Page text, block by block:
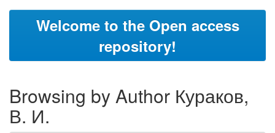
Welcome to the Open access
repository!
Browsing by Author Кураков,
В. И.